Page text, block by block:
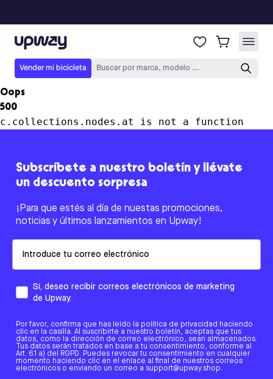
Upway
Vender mi bicicleta Buscar por marca, modelo ...
Oops
500
c.collections.nodes.at is not a function
Subscríbete a nuestro boletín y llévate
un descuento sorpresa
¡Para que estés al día de nuestas promociones,
noticias y últimos lanzamientos en Upway!
Sí, deseo recibir correos electrónicos de marketing
de Upway.
Por favor, confirma que has leído la política de privacidad haciendo
clic en la casilla. Al suscribirte a nuestro boletín, aceptas que tus
datos, como la dirección de correo electrónico, sean almacenados.
Tus datos serán tratados en base a tu consentimiento, conforme al
Art. 6.1 a) del RGPD. Puedes revocar tu consentimiento en cualquier
momento haciendo clic en el enlace al final de nuestros correos
electrónicos o enviando un correo a support@upway.shop.